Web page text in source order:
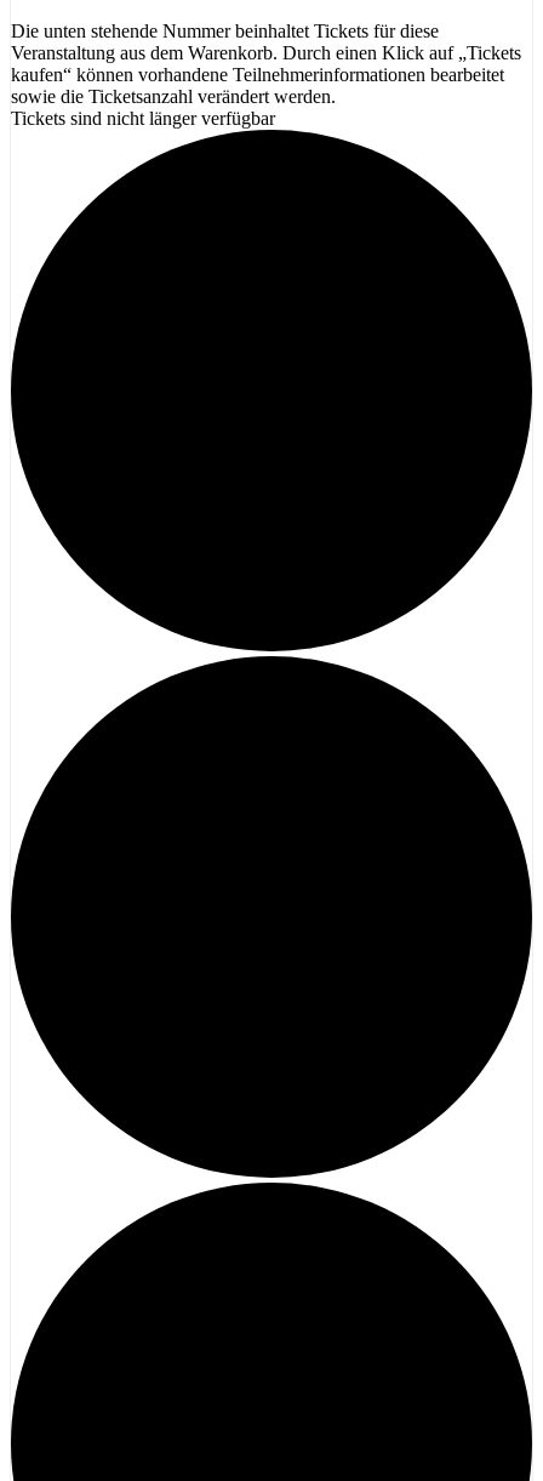
Die unten stehende Nummer beinhaltet Tickets für diese
Veranstaltung aus dem Warenkorb. Durch einen Klick auf „Tickets
kaufen“ können vorhandene Teilnehmerinformationen bearbeitet
sowie die Ticketsanzahl verändert werden.
Tickets sind nicht länger verfügbar